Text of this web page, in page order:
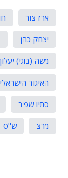
ארז צור
יצחק כהן
משה (בוגי) יעלון
האיגוד
סתיו שפיר
מרצ
ש"ס